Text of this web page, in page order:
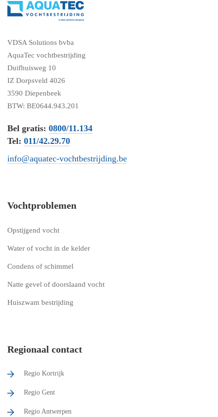
VDSA Solutions bvba
AquaTec vochtbestrijding
Duifhuisweg 10
IZ Dorpsveld 4026
3590 Diepenbeek
BTW: BE0644.943.201
Bel gratis: 0800/11.134
Tel: 011/42.29.70
info@aquatec-vochtbestrijding.be
Vochtproblemen
Opstijgend vocht
Water of vocht in de kelder
Condens of schimmel
Natte gevel of doorslaand vocht
Huiszwam bestrijding
Regionaal contact
Regio Kortrijk
Regio Gent
Regio Antwerpen